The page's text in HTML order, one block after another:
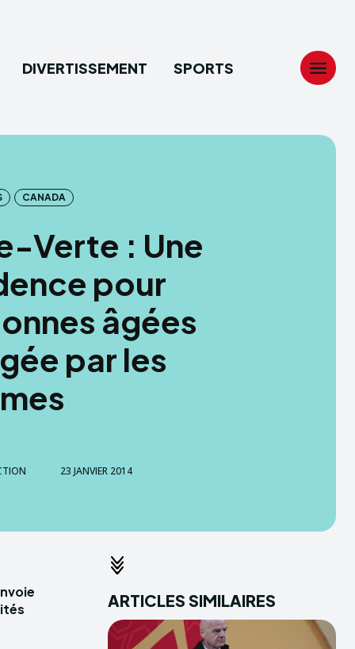
DIVERTISSEMENT SPORTS
CANADA
Verte : Une
pour
âgées
par les
23 JANVIER 2014
ARTICLES SIMILAIRES